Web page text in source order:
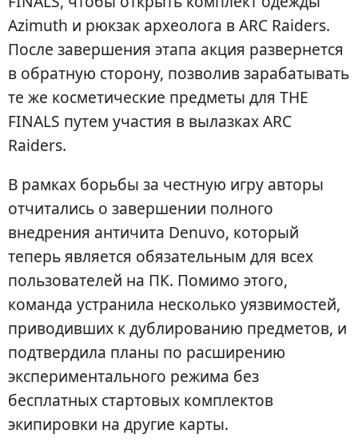
Azimuth и рюкзак археолога в ARC Raiders.
После завершения этапа акция развернется
в обратную сторону, позволив зарабатывать
те же косметические предметы для THE
FINALS путем участия в вылазках ARC
Raiders.
В рамках борьбы за честную игру авторы
отчитались о завершении полного
внедрения античита Denuvo, который
теперь является обязательным для всех
пользователей на ПК. Помимо этого,
команда устранила несколько уязвимостей,
приводивших к дублированию предметов, и
подтвердила планы по расширению
экспериментального режима без
бесплатных стартовых комплектов
экипировки на другие карты.